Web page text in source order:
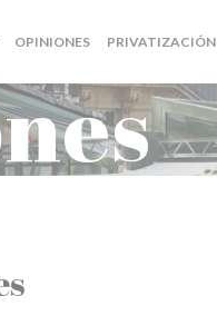
OPINIONES PRIVATIZACIÓN